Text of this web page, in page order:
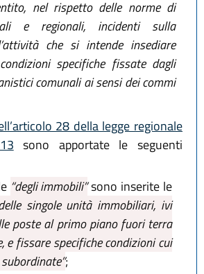
nel rispetto delle norme di
e regionali, incidenti sulla
che si intende insediare
specifiche fissate dagli
comunali ai sensi dei commi
28 della legge regionale
sono apportate le seguenti
“degli immobili”sono inserite le
singole unità immobiliari, ivi
poste al primo piano fuori terra
e fissare specifiche condizioni cui
;